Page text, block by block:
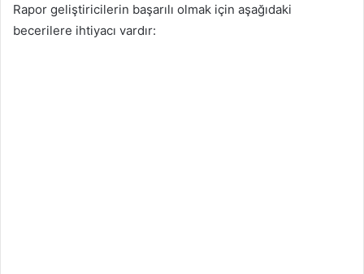
Rapor geliştiricilerin başarılı olmak için aşağıdaki
becerilere ihtiyacı vardır: